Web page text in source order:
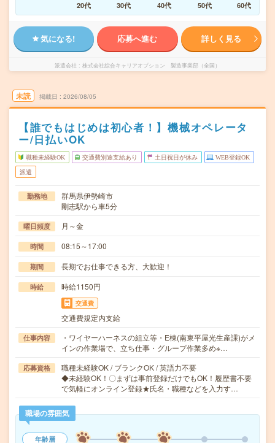
20代
30代 40代 50代 60代
気になる! 応募へ進む 詳しく見る
派遣会社 株式会社綜合キャリアオプション 製造事業部（全国）
未読 掲載日 2026/08/05
【誰でもはじめは初心者！】機械オペレータ
ー/日払いOK
職種未経験OK 交通費別途支給あり 土日祝日が休み WEB登録OK
派遣
勤務地
群馬県伊勢崎市
剛志駅から車5分
曜日頻度 月～金
時間 08:15～17:00
期間 長期でお仕事できる方、大歓迎！
時給 時給1150円
交通費
交通費規定内支給
仕事内容
・ワイヤーハーネスの組立等・E棟(南東平屋光生産課)がメ
インの作業場で、立ち仕事・グループ作業多め※…
応募資格
職種未経験OK / ブランクOK / 英語力不要
◆未経験OK！〇まずは事前登録だけでもOK！履歴書不要
で気軽にオンライン登録★氏名・職種などを入力す…
職場の雰囲気
年齢層